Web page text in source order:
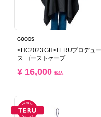
GOODS
<HC2023 GH>TERUプロデュー
ス ゴーストケープ
¥ 16,000 税込